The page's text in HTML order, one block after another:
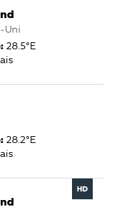
Uni
28.5°E
28.2°E